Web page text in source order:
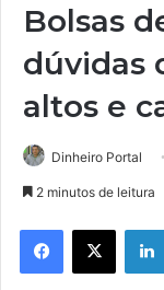
Bolsas
dúvidas
altos e
Dinheiro Portal
2 minutos de leitura
Facebook
X